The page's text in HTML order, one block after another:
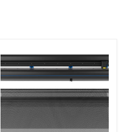
de
Corte
Summa
One